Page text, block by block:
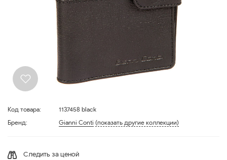
Код товара:
1137458 black
Бренд:
Gianni Conti (показать другие коллекции)
Следить за ценой